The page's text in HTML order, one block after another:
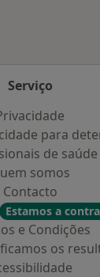
Serviço
para
de saúde
somos
Contacto
Estamos a
e Condições
os